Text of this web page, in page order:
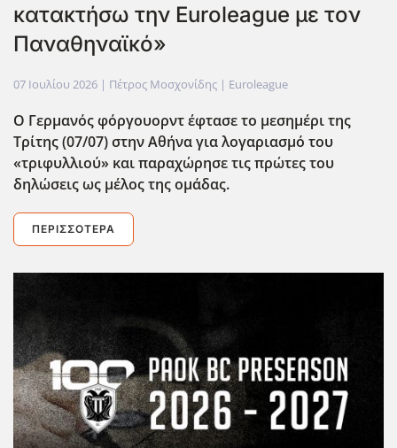
κατακτήσω την Euroleague με τον
Παναθηναϊκό»
07 Ιουλίου 2026 | Πέτρος Μοσχονίδης | Euroleague
Ο Γερμανός φόργουορντ έφτασε το μεσημέρι της
Τρίτης (07/07) στην Αθήνα για λογαριασμό του
«τριφυλλιού» και παραχώρησε τις πρώτες του
δηλώσεις ως μέλος της ομάδας.
ΠΕΡΙΣΣΌΤΕΡΑ